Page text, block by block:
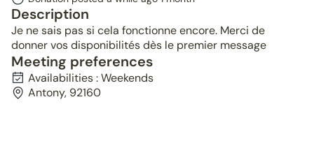
Description
Je ne sais pas si cela fonctionne encore. Merci de
donner vos disponibilités dès le premier message
Meeting preferences
Availabilities : Weekends
Antony, 92160